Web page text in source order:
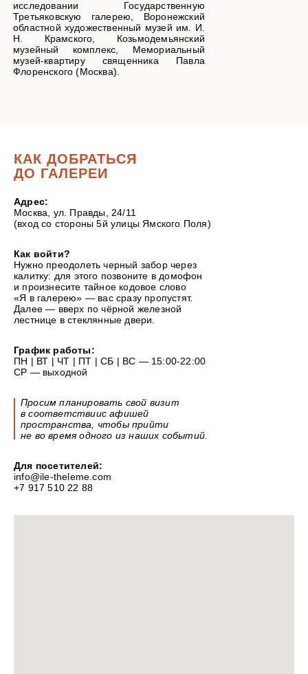
исследовании Государственную
Третьяковскую галерею, Воронежский
областной художественный музей им. И.
Н. Крамского, Козьмодемьянский
музейный комплекс, Мемориальный
музей-квартиру священника Павла
Флоренского (Москва).
КАК ДОБРАТЬСЯ
ДО ГАЛЕРЕИ
Адрес:
Москва, ул. Правды, 24/11
(вход со стороны 5й улицы Ямского Поля)
Как войти?
Нужно преодолеть черный забор через
калитку: для этого позвоните в домофон
и произнесите тайное кодовое слово
«Я в галерею» — вас сразу пропустят.
Далее — вверх по чёрной железной
лестнице в стеклянные двери.
Для посетителей:
info@ile-theleme.com
+7 917 510 22 88
График работы:
ПН | ВТ | ЧТ | ПТ | СБ | ВС — 15:00-22:00
СР — выходной
Просим планировать свой визит
в соответствиис афишей
пространства, чтобы прийти
не во время одного из наших событий.